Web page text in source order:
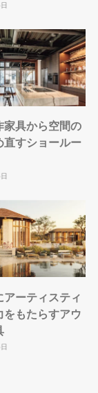
家具から空間の
直すショールー
アーティスティ
をもたらすアウ